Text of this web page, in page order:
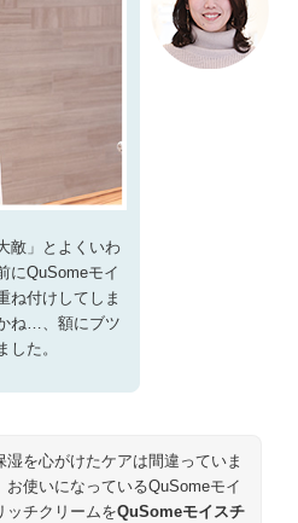
敵」とよくいわ
にQuSomeモイ
ね付けしてしま
ね…、額にブツ
した。
湿を心がけたケアは間違っていま
お使いになっているQuSomeモイ
ッチクリームをQuSomeモイスチ